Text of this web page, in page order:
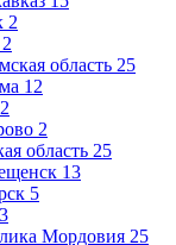
2
2
область 25
12
2
2
область 25
13
5
3
Мордовия 25